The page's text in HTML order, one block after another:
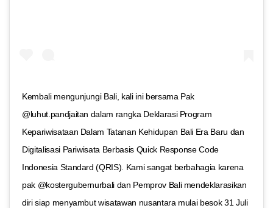
Kembali mengunjungi Bali, kali ini bersama Pak
@luhut.pandjaitan dalam rangka Deklarasi Program
Kepariwisataan Dalam Tatanan Kehidupan Bali Era Baru dan
Digitalisasi Pariwisata Berbasis Quick Response Code
Indonesia Standard (QRIS). Kami sangat berbahagia karena
pak @kostergubernurbali dan Pemprov Bali mendeklarasikan
diri siap menyambut wisatawan nusantara mulai besok 31 Juli